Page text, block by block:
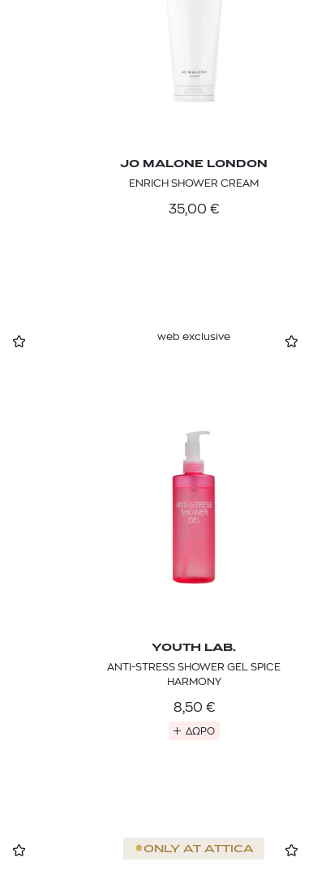
JO MALONE LONDON
ENRICH SHOWER CREAM
35,00 €
web exclusive
YOUTH LAB.
ANTI-STRESS SHOWER GEL SPICE
HARMONY
8,50 €
ΔΩΡΟ
ONLY AT ATTICA